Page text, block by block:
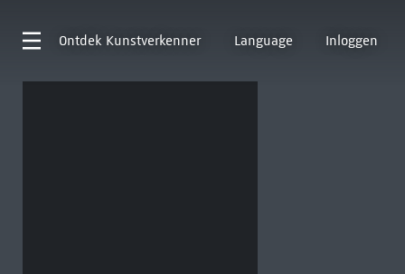
Ontdek Kunstverkenner Language Inloggen